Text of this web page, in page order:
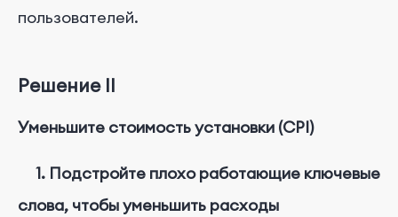
пользователей.
Решение II
Уменьшите стоимость установки (CPI)
1. Подстройте плохо работающие ключевые
слова, чтобы уменьшить расходы